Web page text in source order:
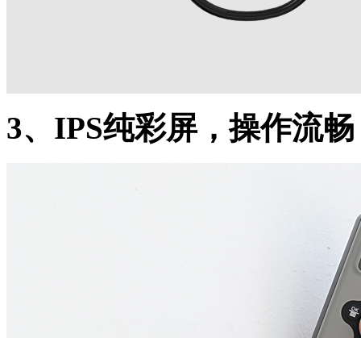
3、IPS纯彩屏，操作流